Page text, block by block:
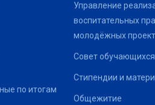
по итогам
Управление
воспитательных
молодёжных
Совет обучающихся
Стипендии и
Общежитие